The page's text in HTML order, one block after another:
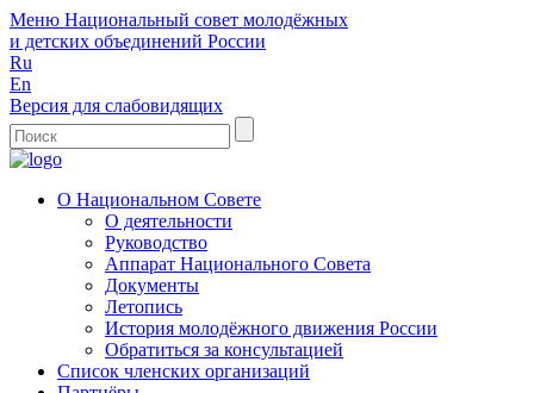
Меню Национальный совет молодёжных
и детских объединений России
Ru
En
Версия для слабовидящих
О Национальном Совете
О деятельности
Руководство
Аппарат Национального Совета
Документы
Летопись
История молодёжного движения России
Обратиться за консультацией
Список членских организаций